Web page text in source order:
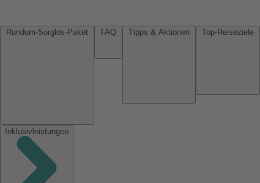
Inklusivleistungen